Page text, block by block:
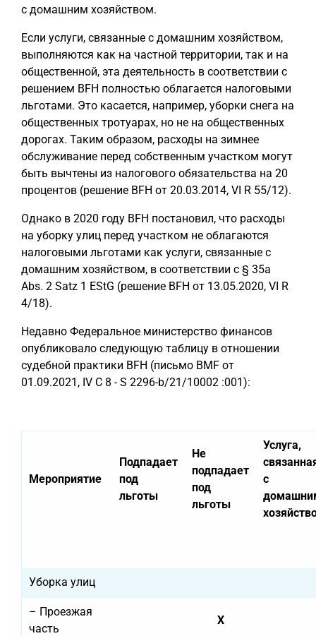
с домашним хозяйством.
Если услуги, связанные с домашним хозяйством,
выполняются как на частной территории, так и на
общественной, эта деятельность в соответствии с
решением BFH полностью облагается налоговыми
льготами. Это касается, например, уборки снега на
общественных тротуарах, но не на общественных
дорогах. Таким образом, расходы на зимнее
обслуживание перед собственным участком могут
быть вычтены из налогового обязательства на 20
процентов (решение BFH от 20.03.2014, VI R 55/12).
Однако в 2020 году BFH постановил, что расходы
на уборку улиц перед участком не облагаются
налоговыми льготами как услуги, связанные с
домашним хозяйством, в соответствии с § 35a
Abs. 2 Satz 1 EStG (решение BFH от 13.05.2020, VI R
4/18).
Недавно Федеральное министерство финансов
опубликовало следующую таблицу в отношении
судебной практики BFH (письмо BMF от
01.09.2021, IV C 8 - S 2296-b/21/10002 :001):
Мероприятие
Подпадает
под
льготы
Не
подпадает
под
льготы
Услуга,
с
Уборка улиц
– Проезжая
часть
X